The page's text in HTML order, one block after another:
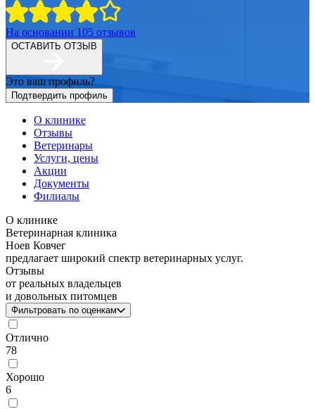
На основании 105 отзывов
ОСТАВИТЬ ОТЗЫВ
Это ваш профиль?
Подтвердить профиль
О клинике
Отзывы
Ветеринары
Услуги, цены
Акции
Документы
Филиалы
О клинике
Ветеринарная клиника
Ноев Ковчег
предлагает широкий спектр ветеринарных услуг.
Отзывы
от реальных владельцев
и довольных питомцев
Фильтровать по оценкам
Отлично
78
Хорошо
6